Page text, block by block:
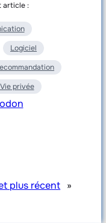
article :
Logiciel
Vie privée
plus récent »